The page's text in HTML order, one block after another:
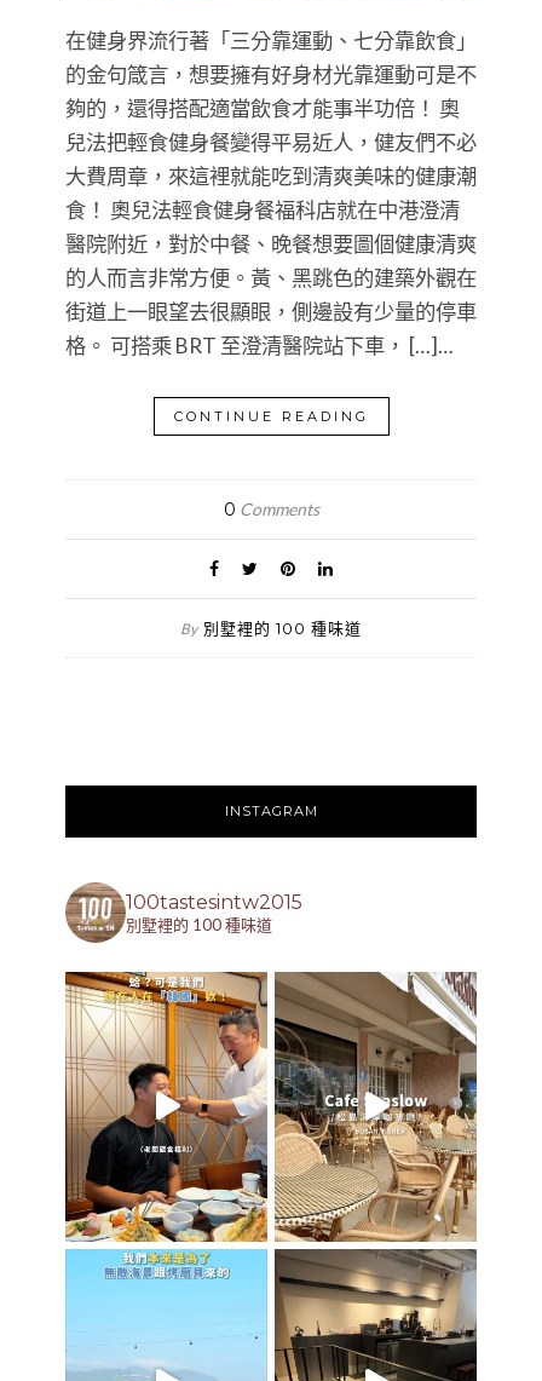
在健身界流行著「三分靠運動、七分靠飲食」
的金句箴言，想要擁有好身材光靠運動可是不
夠的，還得搭配適當飲食才能事半功倍！ 奧
兒法把輕食健身餐變得平易近人，健友們不必
大費周章，來這裡就能吃到清爽美味的健康潮
食！ 奧兒法輕食健身餐福科店就在中港澄清
醫院附近，對於中餐、晚餐想要圖個健康清爽
的人而言非常方便。黃、黑跳色的建築外觀在
街道上一眼望去很顯眼，側邊設有少量的停車
格。 可搭乘 BRT 至澄清醫院站下車， […]…
CONTINUE READING
0 Comments
By 別墅裡的 100 種味道
INSTAGRAM
100tastesintw2015
別墅裡的 100 種味道